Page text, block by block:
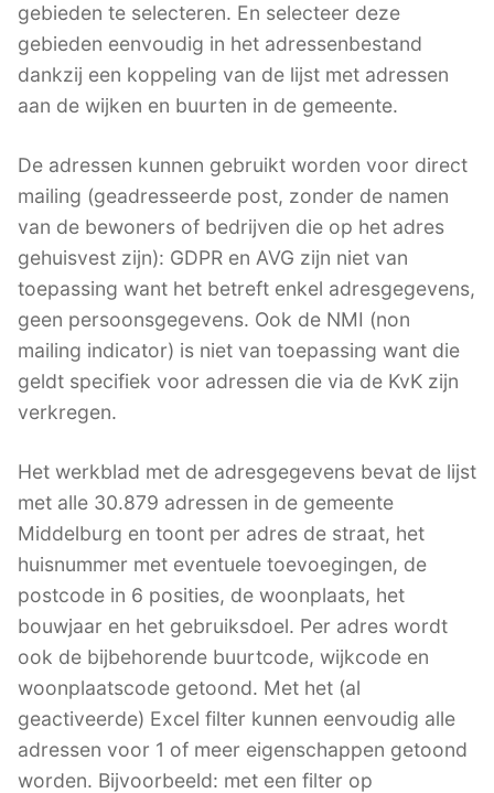
gebieden te selecteren. En selecteer deze
gebieden eenvoudig in het adressenbestand
dankzij een koppeling van de lijst met adressen
aan de wijken en buurten in de gemeente.
De adressen kunnen gebruikt worden voor direct
mailing (geadresseerde post, zonder de namen
van de bewoners of bedrijven die op het adres
gehuisvest zijn): GDPR en AVG zijn niet van
toepassing want het betreft enkel adresgegevens,
geen persoonsgegevens. Ook de NMI (non
mailing indicator) is niet van toepassing want die
geldt specifiek voor adressen die via de KvK zijn
verkregen.
Het werkblad met de adresgegevens bevat de lijst
met alle 30.879 adressen in de gemeente
Middelburg en toont per adres de straat, het
huisnummer met eventuele toevoegingen, de
postcode in 6 posities, de woonplaats, het
bouwjaar en het gebruiksdoel. Per adres wordt
ook de bijbehorende buurtcode, wijkcode en
woonplaatscode getoond. Met het (al
geactiveerde) Excel filter kunnen eenvoudig alle
adressen voor 1 of meer eigenschappen getoond
worden. Bijvoorbeeld: met een filter op